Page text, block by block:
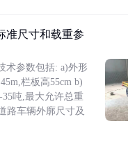
准尺寸和载重参
术参数包括: a)外形
栏板高55cm b)
吨,最大允许总重
路车辆外廓尺寸及